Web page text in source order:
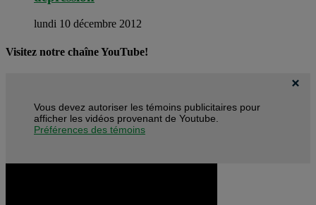
lundi 10 décembre 2012
Visitez notre chaîne YouTube!
Vous devez autoriser les témoins publicitaires pour
afficher les vidéos provenant de Youtube.
Préférences des témoins